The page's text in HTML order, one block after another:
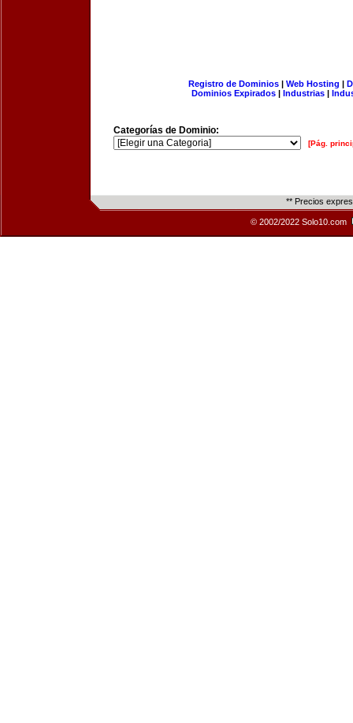
Registro de Dominios| Web Hosting |
Dominios Expirados | Industrias |
Categorías de Dominio:
[Pág.
** Precios
© 2002/2022 Solo10.com